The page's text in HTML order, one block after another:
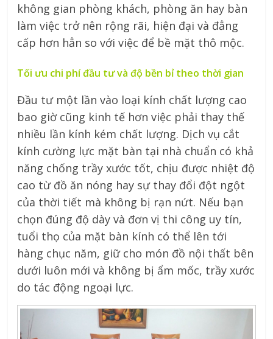
không gian phòng khách, phòng ăn hay bàn
làm việc trở nên rộng rãi, hiện đại và đẳng
cấp hơn hẳn so với việc để bề mặt thô mộc.
Tối ưu chi phí đầu tư và độ bền bỉ theo thời gian
Đầu tư một lần vào loại kính chất lượng cao
bao giờ cũng kinh tế hơn việc phải thay thế
nhiều lần kính kém chất lượng. Dịch vụ cắt
kính cường lực mặt bàn tại nhà chuẩn có khả
năng chống trầy xước tốt, chịu được nhiệt độ
cao từ đồ ăn nóng hay sự thay đổi đột ngột
của thời tiết mà không bị rạn nứt. Nếu bạn
chọn đúng độ dày và đơn vị thi công uy tín,
tuổi thọ của mặt bàn kính có thể lên tới
hàng chục năm, giữ cho món đồ nội thất bên
dưới luôn mới và không bị ẩm mốc, trầy xước
do tác động ngoại lực.